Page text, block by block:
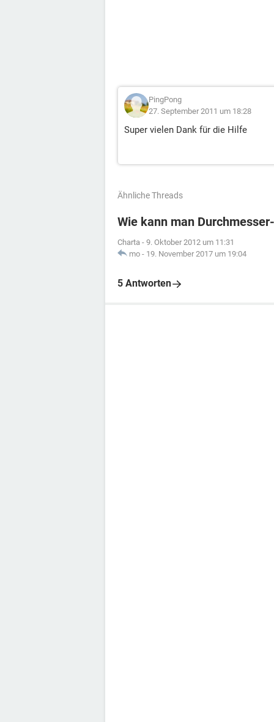
PingPong
27. September 2011 um 18:28
Super vielen Dank für die Hilfe
Ähnliche Threads
Wie kann man
Charta - 9. Oktober 2012 um 11:31
mo - 19. November 2017 um 19:04
5 Antworten